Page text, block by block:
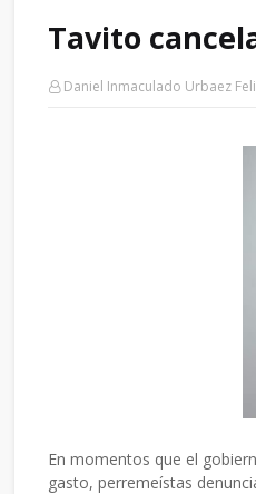
Tavito
Daniel Inmaculado Urbaez
En momentos que el
gasto, perremeístas